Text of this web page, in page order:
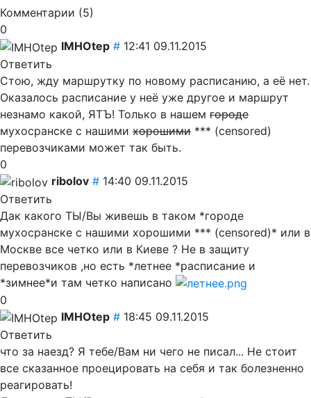
Комментарии (5)
0
IMHOtep # 12:41 09.11.2015
Ответить
Стою, жду маршрутку по новому расписанию, а её нет.
Оказалось расписание у неё уже другое и маршрут
незнамо какой, ЯТЪ! Только в нашем городе
мухосранске с нашими хорошими *** (censored)
перевозчиками может так быть.
0
ribolov # 14:40 09.11.2015
Ответить
Дак какого ТЫ/Вы живешь в таком *городе
мухосранске с нашими хорошими *** (censored)* или в
Москве все четко или в Киеве ? Не в защиту
перевозчиков ,но есть *летнее *расписание и
*зимнее*и там четко написано
0
IMHOtep # 18:45 09.11.2015
Ответить
что за наезд? Я тебе/Вам ни чего не писал... Не стоит
все сказанное проецировать на себя и так болезненно
реагировать!